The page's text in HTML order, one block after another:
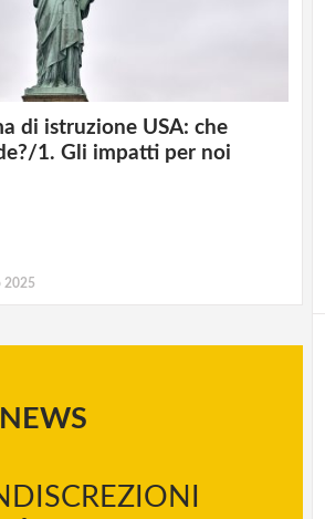
di istruzione USA: che
1. Gli impatti per noi
2025